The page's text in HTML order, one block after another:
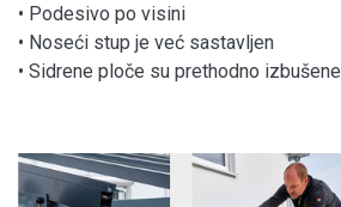
• Podesivo po visini
• Noseći stup je već sastavljen
• Sidrene ploče su prethodno izbušene